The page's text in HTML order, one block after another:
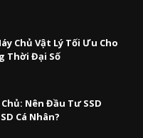
Chủ Vật Lý Tối Ưu Cho
Thời Đại Số
Nên Đầu Tư SSD
Cá Nhân?